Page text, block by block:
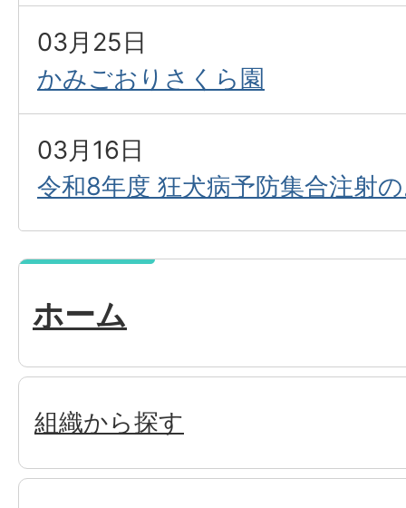
03月25日
かみごおりさくら園
03月16日
令和8年度 狂犬病予防集合注射
ホーム
組織から探す